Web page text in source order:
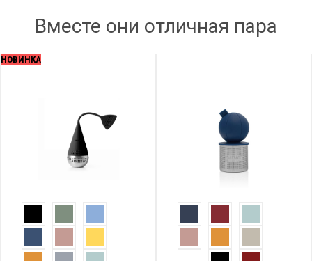
Вместе они отличная пара
НОВИНКА